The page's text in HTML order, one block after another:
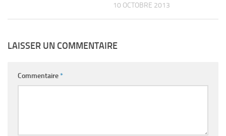
10 OCTOBRE 2013
LAISSER UN COMMENTAIRE
Commentaire*